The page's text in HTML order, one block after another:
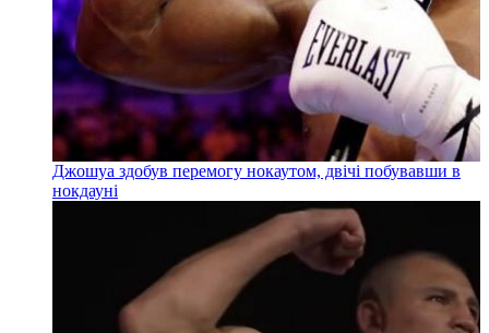
Джошуа здобув перемогу нокаутом, двічі побувавши в
нокдауні